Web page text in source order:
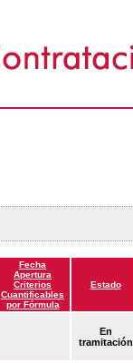
Fecha
Apertura
Criterios
Cuantificables
por Fórmula
Estado
En
tramitación